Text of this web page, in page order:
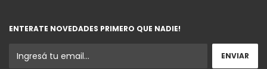
ENTERATE NOVEDADES PRIMERO QUE NADIE!